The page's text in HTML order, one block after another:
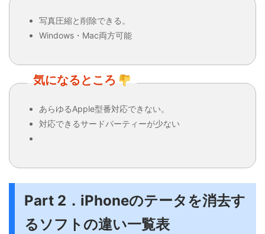
写真圧縮と削除できる。
Windows・Mac両方可能
気になるところ
あらゆるApple型番対応できない。
対応できるサードパーティーが少ない
Part 2．iPhoneのテータを消去す
るソフトの違い一覧表